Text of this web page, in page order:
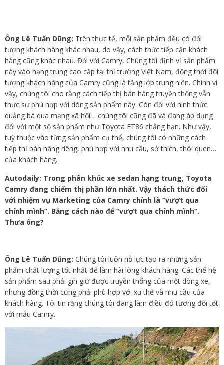
Ông Lê Tuấn Dũng: Trên thực tế, mỗi sản phẩm đều có đối
tượng khách hàng khác nhau, do vậy, cách thức tiếp cận khách
hàng cũng khác nhau. Đối với Camry, Chúng tôi định vị sản phẩm
này vào hạng trung cao cấp tại thị trường Việt Nam, đồng thời đối
tượng khách hàng của Camry cũng là tầng lớp trung niên. Chính vì
vậy, chúng tôi cho rằng cách tiếp thị bán hàng truyền thống vẫn
thực sự phù hợp với dòng sản phẩm này. Còn đối với hình thức
quảng bá qua mạng xã hội… chúng tôi cũng đã và đang áp dụng
đối với một số sản phẩm như Toyota FT86 chẳng hạn. Như vậy,
tuỳ thuộc vào từng sản phẩm cụ thể, chúng tôi có những cách
tiếp thị bán hàng riêng, phù hợp với nhu cầu, sở thích, thói quen…
của khách hàng.
Autodaily: Trong phân khúc xe sedan hạng trung, Toyota
Camry đang chiếm thị phần lớn nhất. Vậy thách thức đối
với nhiệm vụ Marketing của Camry chính là “vượt qua
chính mình”. Bằng cách nào để “vượt qua chính mình”.
Thưa ông?
Ông Lê Tuấn Dũng: Chúng tôi luôn nỗ lực tạo ra những sản
phẩm chất lượng tốt nhất để làm hài lòng khách hàng. Các thế hệ
sản phẩm sau phải gìn giữ được truyền thống của một dòng xe,
nhưng đồng thời cũng phải phù hợp với xu thế và nhu cầu của
khách hàng. Tôi tin rằng chúng tôi đang làm điều đó tương đối tốt
với mẫu Camry.